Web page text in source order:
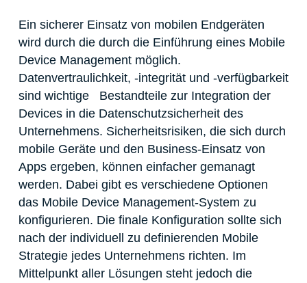
Ein sicherer Einsatz von mobilen Endgeräten
wird durch die durch die Einführung eines Mobile
Device Management möglich.
Datenvertraulichkeit, -integrität und -verfügbarkeit
sind wichtige Bestandteile zur Integration der
Devices in die Datenschutzsicherheit des
Unternehmens. Sicherheitsrisiken, die sich durch
mobile Geräte und den Business-Einsatz von
Apps ergeben, können einfacher gemanagt
werden. Dabei gibt es verschiedene Optionen
das Mobile Device Management-System zu
konfigurieren. Die finale Konfiguration sollte sich
nach der individuell zu definierenden Mobile
Strategie jedes Unternehmens richten. Im
Mittelpunkt aller Lösungen steht jedoch die